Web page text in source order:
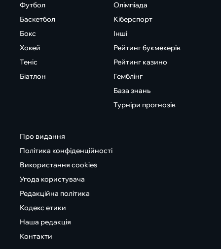
Футбол
Баскетбол
Бокс
Хокей
Теніс
Біатлон
Олімпіада
Кіберспорт
Інші
Рейтинг букмекерів
Рейтинг казино
Гемблінг
База знань
Турніри прогнозів
Про видання
Політика конфіденційності
Використання cookies
Угода користувача
Редакційна політика
Кодекс етики
Наша редакція
Контакти